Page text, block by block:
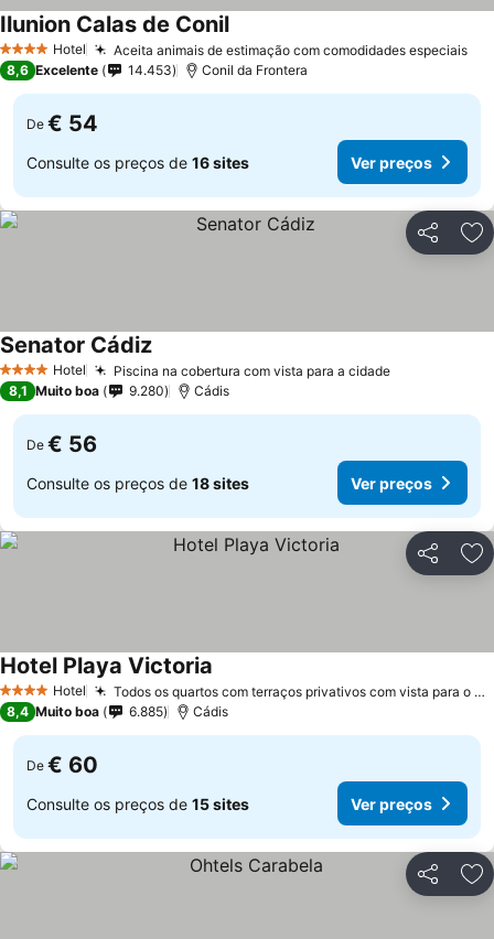
4 EstrelasHotel Aceita animais de estimação com comodidades especiais
Ilunion Calas de Conil
8,6 Excelente 14.453 Conil da Frontera
De € 54
Consulte os preços de 16 sites Ver preços
Partilhar
4 EstrelasHotel Piscina na cobertura com vista para a cidade
Senator Cádiz
8,1 Muito boa 9.280 Cádis
De € 56
Consulte os preços de 18 sites Ver preços
Partilhar
4 EstrelasHotel Todos os quartos com terraços privativos com vista para o mar
Hotel Playa Victoria
8,4 Muito boa 6.885 Cádis
De € 60
Consulte os preços de 15 sites Ver preços
Partilhar